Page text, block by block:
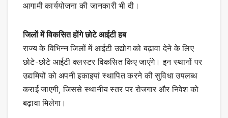
आगामी कार्ययोजना की जानकारी भी दी।
जिलों में विकसित होंगे छोटे आईटी हब
राज्य के विभिन्न जिलों में आईटी उद्योग को बढ़ावा देने के लिए
छोटे-छोटे आईटी क्लस्टर विकसित किए जाएंगे। इन स्थानों पर
उद्यमियों को अपनी इकाइयां स्थापित करने की सुविधा उपलब्ध
कराई जाएगी, जिससे स्थानीय स्तर पर रोजगार और निवेश को
बढ़ावा मिलेगा।